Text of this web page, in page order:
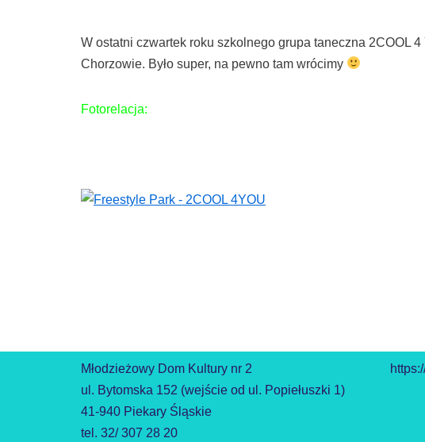
W ostatni czwartek roku szkolnego grupa taneczna 2COOL
Chorzowie. Było super, na pewno tam wrócimy
Fotorelacja:
Młodzieżowy Dom Kultury nr 2
ul. Bytomska 152 (wejście od ul. Popiełuszki 1)
41-940 Piekary Śląskie
tel. 32/ 307 28 20